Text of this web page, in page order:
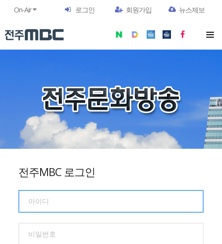
On-Air 로그인 회원가입 뉴스제보
전주MBC 로그인